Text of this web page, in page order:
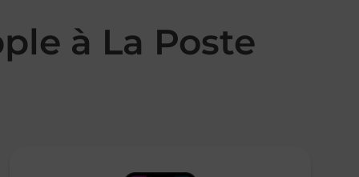
à La Poste